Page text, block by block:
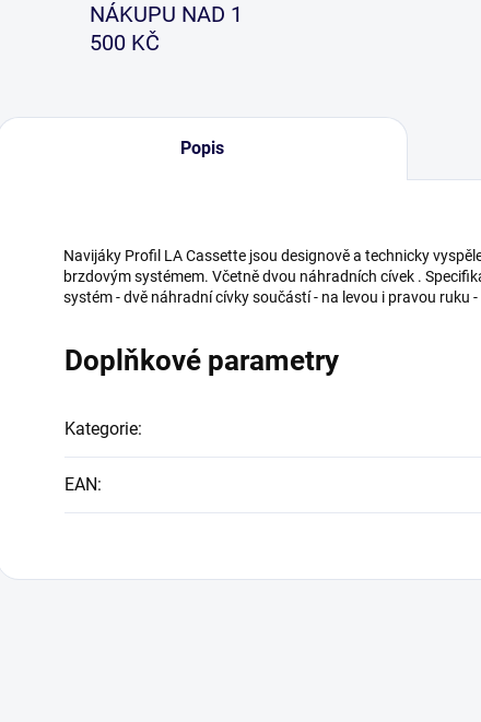
NÁKUPU NAD 1
500 KČ
Popis
Navijáky Profil LA Cassette jsou designově a technicky
brzdovým systémem. Včetně dvou náhradních cívek .
systém - dvě náhradní cívky součástí - na levou i pravou
Doplňkové parametry
Kategorie:
EAN: